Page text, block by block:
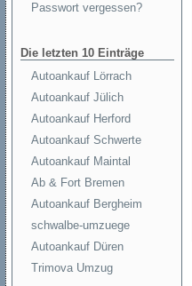
Passwort vergessen?
Die letzten 10 Einträge
Autoankauf Lörrach
Autoankauf Jülich
Autoankauf Herford
Autoankauf Schwerte
Autoankauf Maintal
Ab & Fort Bremen
Autoankauf Bergheim
schwalbe-umzuege
Autoankauf Düren
Trimova Umzug